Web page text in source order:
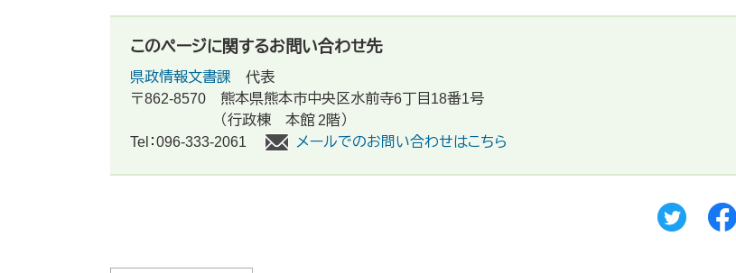
このページに関するお問い合わせ先
県政情報文書課
代表
〒862-8570
熊本県熊本市中央区水前寺6丁目18番1号
（行政棟 本館 2階）
Tel：096-333-2061
メールでのお問い合わせはこちら